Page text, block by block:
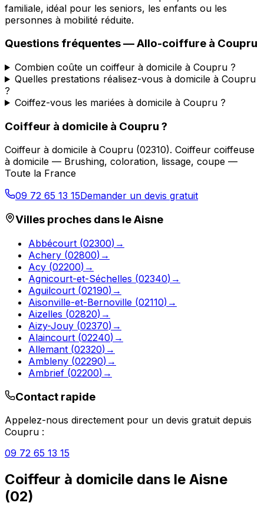
familiale, idéal pour les seniors, les enfants ou les
personnes à mobilité réduite.
Questions fréquentes —Allo-coiffure à Coupru
Combien coûte un coiffeur à domicile à Coupru ?
Quelles prestations réalisez-vous à domicile à Coupru
?
Coiffez-vous les mariées à domicile à Coupru ?
Coiffeur à domicile à Coupru ?
Coiffeur à domicile à Coupru (02310). Coiffeur coiffeuse
à domicile — Brushing, coloration, lissage, coupe —
Toute la France
09 72 65 13 15Demander un devis gratuit
Villes proches dans leAisne
Abbécourt (02300) →
Achery (02800) →
Acy (02200) →
Agnicourt-et-Séchelles (02340) →
Aguilcourt (02190) →
Aisonville-et-Bernoville (02110) →
Aizelles (02820) →
Aizy-Jouy (02370) →
Alaincourt (02240) →
Allemant (02320) →
Ambleny (02290) →
Ambrief (02200) →
Contact rapide
Appelez-nous directement pour un devis gratuit depuis
Coupru :
09 72 65 13 15
Coiffeur à domicile dans le Aisne
(02)